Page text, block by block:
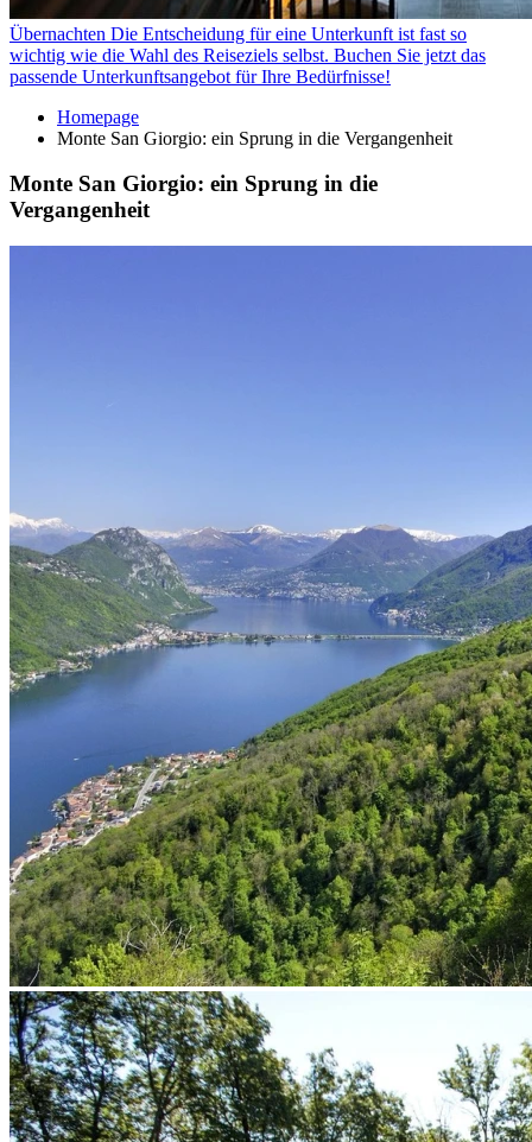
Übernachten Die Entscheidung für eine Unterkunft ist fast so
wichtig wie die Wahl des Reiseziels selbst. Buchen Sie jetzt das
passende Unterkunftsangebot für Ihre Bedürfnisse!
Homepage
Monte San Giorgio: ein Sprung in die Vergangenheit
Monte San Giorgio: ein Sprung in die
Vergangenheit